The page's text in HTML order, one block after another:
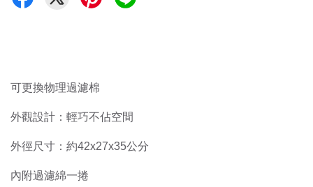
可更換物理過濾棉
外觀設計：輕巧不佔空間
外徑尺寸：約42x27x35公分
內附過濾綿一捲